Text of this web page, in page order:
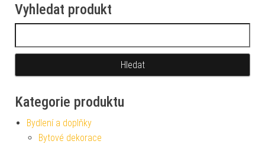
Vyhledat produkt
Kategorie produktu
Bydlení a doplňky
Bytové dekorace